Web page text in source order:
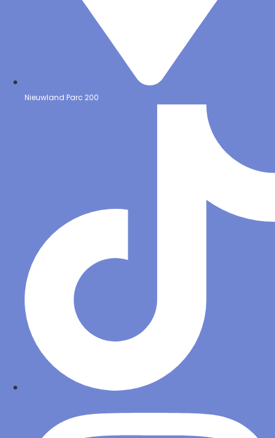
Nieuwland Parc 200